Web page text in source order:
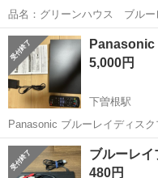
品名：グリーンハウス ブル
BDP1CG-BK こちらの商品は店頭引き取り限定です。 記載の店舗にお
引き取りに来られる方のみご連絡を
用品です...
福岡 古賀市
Panasonic
5,000円
下曽根駅
Panasonic ブルーレイディスクプ
に購入し、2度ほど使用した
動できる ・リモコン(電池あり
福岡 北九州市 下曽根駅
Panasonic
ブルーレイ
480円